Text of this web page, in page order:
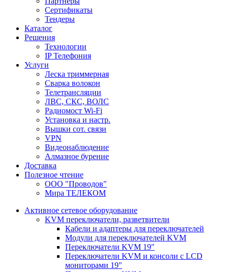
Сертификаты
Тендеры
Каталог
Решения
Технологии
IP Телефония
Услуги
Леска триммерная
Сварка волокон
Телетрансляции
ЛВС, СКС, ВОЛС
Радиомост Wi-Fi
Установка и настр.
Вышки сот. связи
VPN
Видеонаблюдение
Алмазное бурение
Доставка
Полезное чтение
ООО "Проводов"
Мира ТЕЛЕКОМ
Активное сетевое оборудование
KVM переключатели, разветвители
Кабели и адаптеры для переключателей
Модули для переключателей KVM
Переключатели KVM 19"
Переключатели KVM и консоли с LCD
мониторами 19"